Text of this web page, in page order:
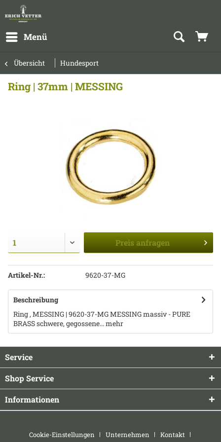
Menü
Übersicht Hundesport
Ring | 37mm | MESSING
Preis anfragen
Artikel-Nr.: 9620-37-MG
Beschreibung
Ring , MESSING | 9620-37-MG MESSING massiv - PURE
BRASS schwere, gegossene...mehr
Service
Shop Service
Informationen
Cookie-Einstellungen Unternehmen Kontakt